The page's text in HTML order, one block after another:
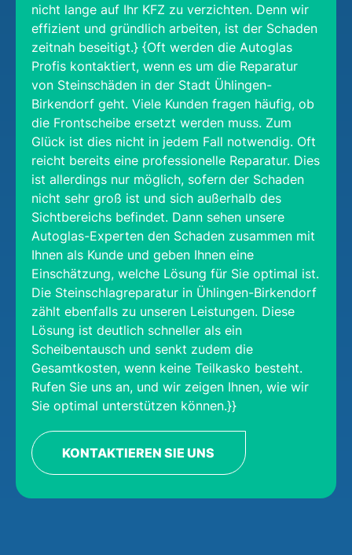
nicht lange auf Ihr KFZ zu verzichten. Denn wir
effizient und gründlich arbeiten, ist der Schaden
zeitnah beseitigt.} {Oft werden die Autoglas
Profis kontaktiert, wenn es um die Reparatur
von Steinschäden in der Stadt Ühlingen-
Birkendorf geht. Viele Kunden fragen häufig, ob
die Frontscheibe ersetzt werden muss. Zum
Glück ist dies nicht in jedem Fall notwendig. Oft
reicht bereits eine professionelle Reparatur. Dies
ist allerdings nur möglich, sofern der Schaden
nicht sehr groß ist und sich außerhalb des
Sichtbereichs befindet. Dann sehen unsere
Autoglas-Experten den Schaden zusammen mit
Ihnen als Kunde und geben Ihnen eine
Einschätzung, welche Lösung für Sie optimal ist.
Die Steinschlagreparatur in Ühlingen-Birkendorf
zählt ebenfalls zu unseren Leistungen. Diese
Lösung ist deutlich schneller als ein
Scheibentausch und senkt zudem die
Gesamtkosten, wenn keine Teilkasko besteht.
Rufen Sie uns an, und wir zeigen Ihnen, wie wir
Sie optimal unterstützen können.}}
KONTAKTIEREN SIE UNS